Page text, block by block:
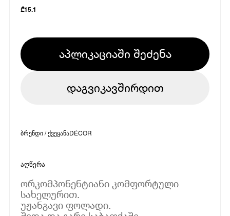
₾15.1
აპლიკაციაში შეძენა
დაგვიკავშირდით
ბრენდი / ქვეყანაDÉCOR
აღწერა
ორკომპონენტიანი კომფორტული
სახელურით.
უჟანგავი ფოლადი.